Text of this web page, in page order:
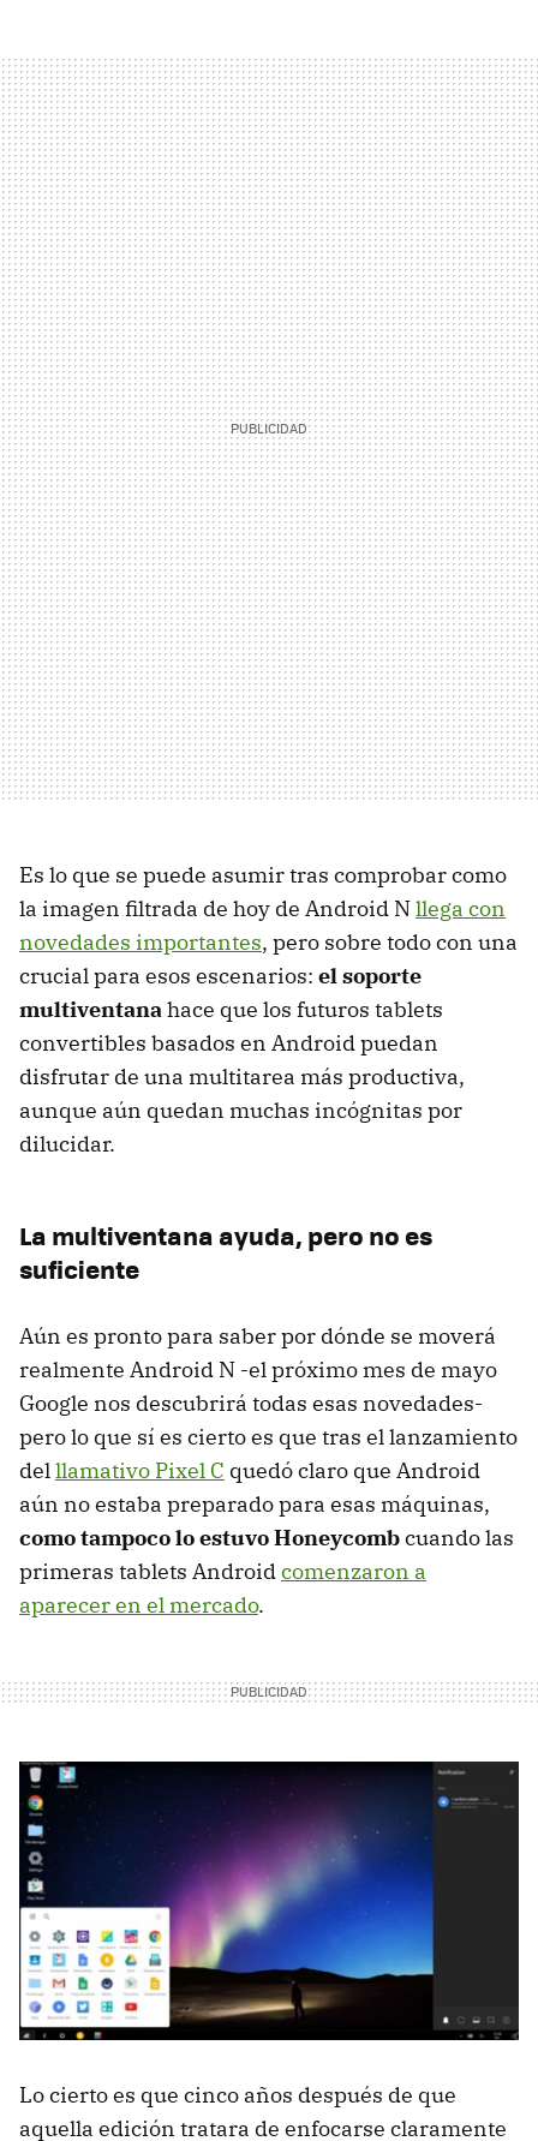
Es lo que se puede asumir tras comprobar como
la imagen filtrada de hoy de Android Nllega con
novedades importantes, pero sobre todo con una
crucial para esos escenarios: el soporte
multiventanahace que los futuros tablets
convertibles basados en Android puedan
disfrutar de una multitarea más productiva,
aunque aún quedan muchas incógnitas por
dilucidar.
La multiventana ayuda, pero no es
suficiente
Aún es pronto para saber por dónde se moverá
realmente Android N -el próximo mes de mayo
Google nos descubrirá todas esas novedades-
pero lo que sí es cierto es que tras el lanzamiento
delllamativo Pixel C quedó claro que Android
aún no estaba preparado para esas máquinas,
como tampoco lo estuvo Honeycombcuando las
primeras tablets Androidcomenzaron a
aparecer en el mercado.
Lo cierto es que cinco años después de que
aquella edición tratara de enfocarse claramente